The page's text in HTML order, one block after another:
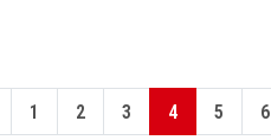
1 2 3 4 5 6